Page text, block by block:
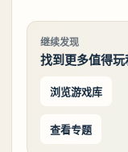
继续发现
找到更多值得玩
浏览游戏库
查看专题